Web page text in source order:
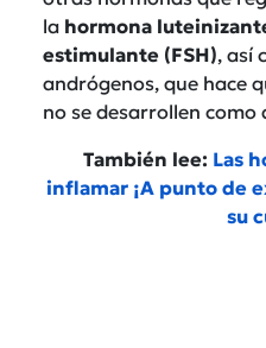
la hormona
estimulante (FSH), así
andrógenos, que hace
no se desarrollen como
También lee: Las
inflamar ¡A punto de
su